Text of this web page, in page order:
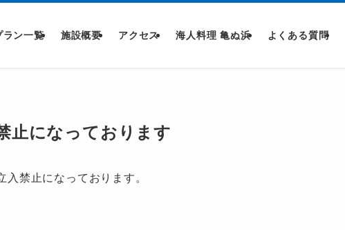
ラン一覧 施設概要 アクセス 海人料理 亀ぬ浜 よくある質問
止になっております
禁止になっております。